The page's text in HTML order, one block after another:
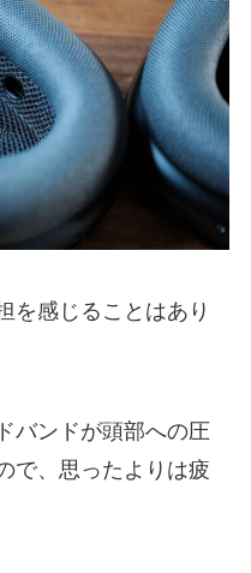
を感じることはあり
バンドが頭部への圧
で、思ったよりは疲